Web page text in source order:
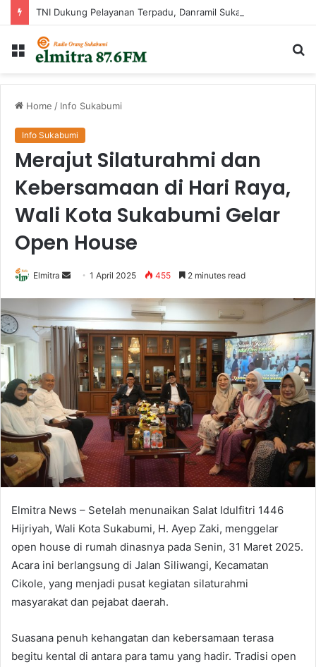
Menu
Home / Info Sukabumi
Info Sukabumi
Merajut Silaturahmi dan
Kebersamaan di Hari Raya,
Wali Kota Sukabumi Gelar
Open House
Elmitra
Send
email
1 April 2025 455 2 minutes read
Elmitra News – Setelah menunaikan Salat Idulfitri 1446
Hijriyah, Wali Kota Sukabumi, H. Ayep Zaki, menggelar
open house di rumah dinasnya pada Senin, 31 Maret 2025.
Acara ini berlangsung di Jalan Siliwangi, Kecamatan
Cikole, yang menjadi pusat kegiatan silaturahmi
masyarakat dan pejabat daerah.
Suasana penuh kehangatan dan kebersamaan terasa
begitu kental di antara para tamu yang hadir. Tradisi open